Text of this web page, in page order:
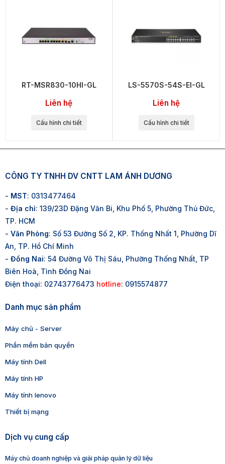
RT-MSR830-10HI-GL
Liên hệ
Cấu hình chi tiết
LS-5570S-54S-EI-GL
Liên hệ
Cấu hình chi tiết
CÔNG TY TNHH DV CNTT LAM ÁNH DƯƠNG
- MST: 0313477464
- Địa chỉ: 139/23D Đặng Văn Bi, Khu Phố 5, Phường Thủ Đức,
TP. HCM
- Văn Phòng: Số 53 Đường Số 2, KP. Thống Nhất 1, Phường Dĩ
An, TP. Hồ Chí Minh
- Đồng Nai: 54 Đường Võ Thị Sáu, Phường Thống Nhất, TP
Biên Hoà, Tình Đồng Nai
Điện thoại: 02743776473 hotline: 0915574877
Danh mục sản phẩm
Máy chủ - Server
Phần mềm bản quyền
Máy tính Dell
Máy tính HP
Máy tính lenovo
Thiết bị mạng
Dịch vụ cung cấp
Máy chủ doanh nghiệp và giải pháp quản lý dữ liệu